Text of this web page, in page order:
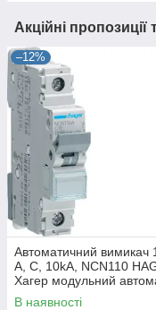
Акційні пропозиції
–12%
Автоматичний вимикач
А, C, 10kA, NCN110
Хагер модульний
для щитів і боксів
В наявності